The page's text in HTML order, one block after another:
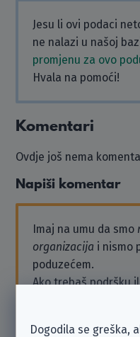
Jesu li ovi podaci
ne nalazi u našoj
promjenu za ovo
Hvala na pomoći!
Komentari
Ovdje još nema
Napiši komentar
Imaj na umu da smo
organizacija i nismo
poduzećem.
Ako trebaš podršku
Dogodila se greška,